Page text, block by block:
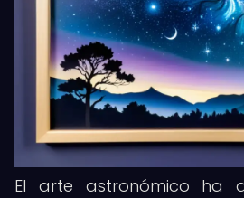
El arte astronómico ha